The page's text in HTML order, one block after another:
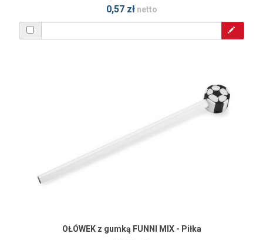
0,57 złnetto
OŁÓWEK z gumką FUNNI MIX - Piłka